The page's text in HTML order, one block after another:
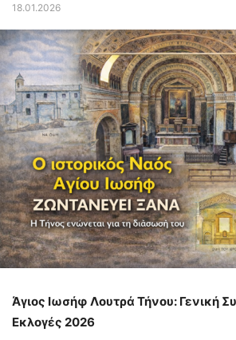
18.01.2026
Άγιος Ιωσήφ Λουτρά Τήνου: Γενική
Εκλογές 2026